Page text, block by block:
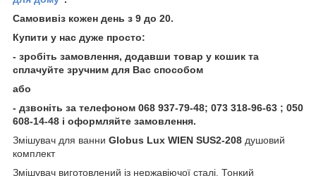
Самовивіз кожен день з 9 до 20.
Купити у нас дуже просто:
- зробіть замовлення, додавши товар у кошик та
сплачуйте зручним для Вас способом
або
- дзвоніть за телефоном 068 937-79-48; 073 318-96-63 ; 050
608-14-48 і оформляйте замовлення.
Змішувач для ванни Globus Lux WIEN SUS2-208 душовий
комплект
Змішувач виготовлений із нержавіючої сталі. Тонкий